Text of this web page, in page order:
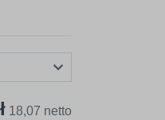
18,07 netto